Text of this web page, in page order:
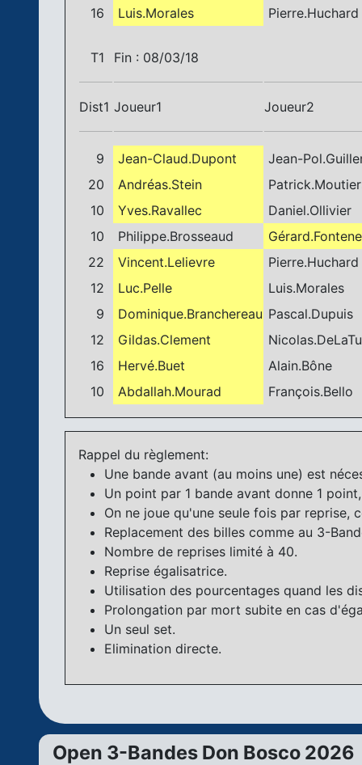
Open 3-Bandes Don Bosco 2026
16
Luis.Morales Pierre.Huchard
T1 Fin : 08/03/18
Dist1 Joueur1 Joueur2
9 Jean-Claud.Dupont
Jean-
20
Andréas.Stein
10
Yves.Ravallec
Daniel.Ollivier
10
Philippe.Brosseaud
22
Vincent.Lelievre
Pierre.Huchard
12
Luc.Pelle
Luis.Morales
9
Dominique.Branchereau Pascal.Dupuis
12
Gildas.Clement
16
Hervé.Buet
Alain.Bône
10
Abdallah.Mourad François.Bello
Rappel du règlement:
Une bande avant (au moins une) est
Un point par 1 bande avant donne 1
On ne joue qu'une seule fois par reprise,
Replacement des billes comme au 3-
Nombre de reprises limité à 40.
Reprise égalisatrice.
Utilisation des pourcentages quand les
Prolongation par mort subite en cas
Un seul set.
Elimination directe.